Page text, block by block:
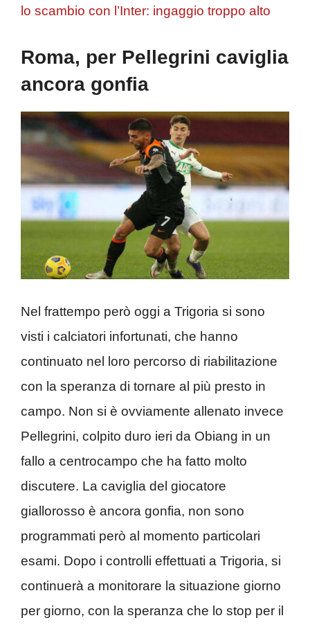
lo scambio con l’Inter: ingaggio troppo alto
Roma, per Pellegrini caviglia
ancora gonfia
Nel frattempo però oggi a Trigoria si sono
visti i calciatori infortunati, che hanno
continuato nel loro percorso di riabilitazione
con la speranza di tornare al più presto in
campo. Non si è ovviamente allenato invece
Pellegrini, colpito duro ieri da Obiang in un
fallo a centrocampo che ha fatto molto
discutere. La caviglia del giocatore
giallorosso è ancora gonfia, non sono
programmati però al momento particolari
esami. Dopo i controlli effettuati a Trigoria, si
continuerà a monitorare la situazione giorno
per giorno, con la speranza che lo stop per il